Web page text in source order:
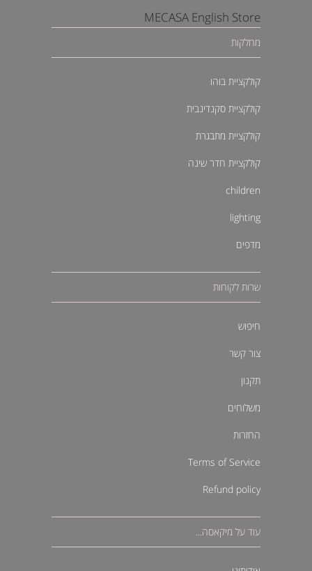
MECASA English Store
מחלקות
קולקציית בוהו
קולקציית סקנדינבית
קולקציית מתבגרת
קולקציית חדר שינה
children
lighting
מדפים
שרות לקוחות
חיפוש
צור קשר
תקנון
משלוחים
החזרות
Terms of Service
Refund policy
עוד על מיקאסה...